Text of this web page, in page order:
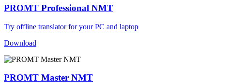
PROMT Professional NMT
Try offline translator for your PC and laptop
Download
PROMT Master NMT